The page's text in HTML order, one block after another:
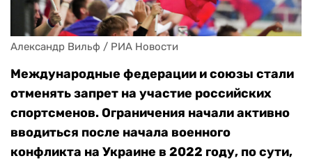
Александр Вильф / РИА Новости
Международные федерации и союзы стали
отменять запрет на участие российских
спортсменов. Ограничения начали активно
вводиться после начала военного
конфликта на Украине в 2022 году, по сути,